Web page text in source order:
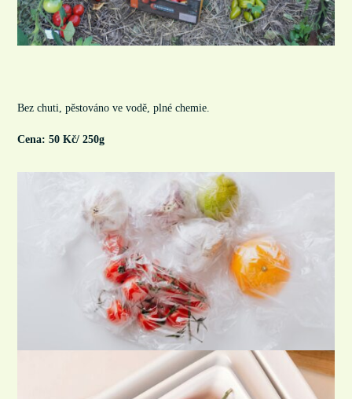
Bez chuti, pěstováno ve vodě, plné chemie.
Cena: 50 Kč/ 250g